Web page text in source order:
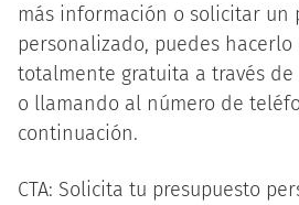
más información o solicitar un
personalizado, puedes hacerlo
totalmente gratuita a través
o llamando al número de
continuación.
CTA: Solicita tu presupuesto